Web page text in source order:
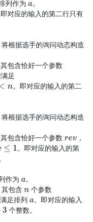
列作为 a。
对应的输入的第二行只有
根据选手的询问动态构造
其包含恰好一个参数
足
。即对应的输入的第二
根据选手的询问动态构造
其包含恰好一个参数 rev ，
。即对应的输入的第
作为 a。
包含 n 个参数
满足排列a。即对应的输入
个整数。